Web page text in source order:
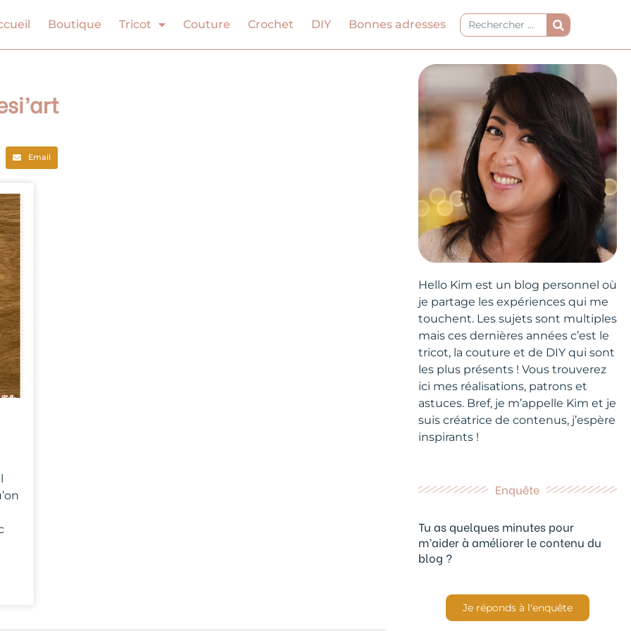
Boutique Tricot Couture Crochet DIY Bonnes adresses Rechercher
Email
Hello Kim est un blog personnel où
je partage les expériences qui me
touchent. Les sujets sont multiples
mais ces dernières années c’est le
tricot, la couture et de DIY qui sont
les plus présents ! Vous trouverez
ici mes réalisations, patrons et
astuces. Bref, je m’appelle Kim et je
suis créatrice de contenus, j’espère
inspirants !
Enquête
Tu as quelques minutes pour
m’aider à améliorer le contenu du
blog ?
Je réponds à l'enquête